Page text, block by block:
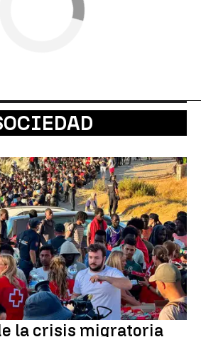
la crisis migratoria